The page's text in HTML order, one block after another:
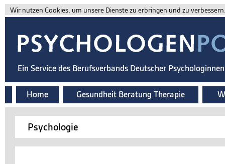
Wir nutzen Cookies, um unsere Dienste zu erbringen und zu
Ein Service des Berufsverbands Deutscher
Home Gesundheit Beratung Therapie
Psychologie